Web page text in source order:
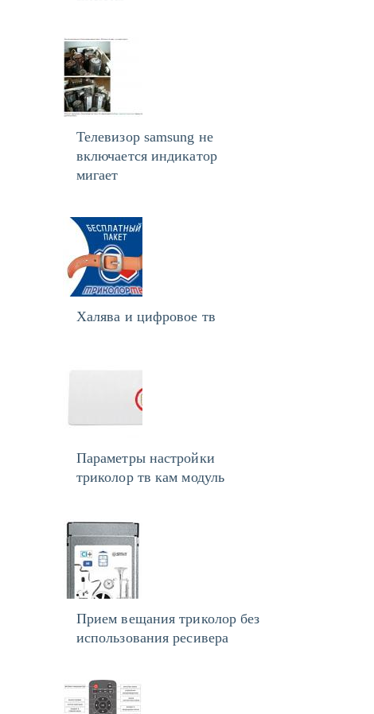
Телевизор samsung не
включается индикатор
мигает
Халява и цифровое тв
Параметры настройки
триколор тв кам модуль
Прием вещания триколор без
использования ресивера